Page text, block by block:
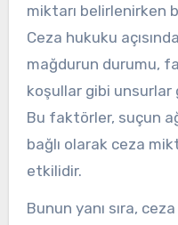
miktarı belirlenirken
Ceza hukuku
mağdurun durumu,
koşullar gibi unsurlar
Bu faktörler, suçun
bağlı olarak ceza
etkilidir.
Bunun yanı sıra,